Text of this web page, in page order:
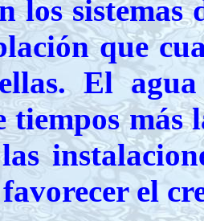
los
que
El
tiempos más
el